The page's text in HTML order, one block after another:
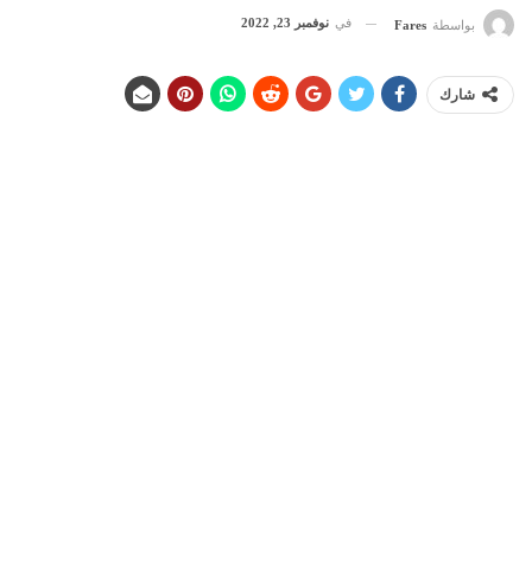
بواسطة Fares في نوفمبر 23, 2022
شارك